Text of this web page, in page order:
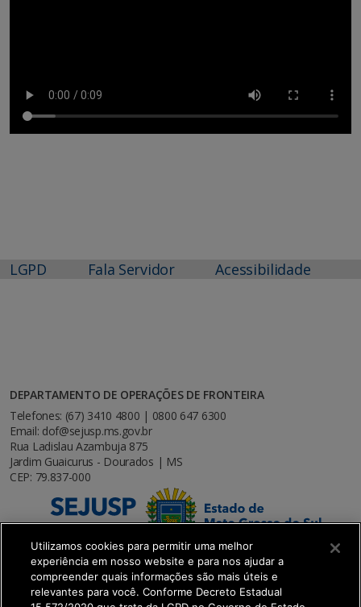
LGPD Fala Servidor Acessibilidade
DEPARTAMENTO DE OPERAÇÕES DE FRONTEIRA
Telefones: (67) 3410 4800 | 0800 647 6300
Email: dof@sejusp.ms.gov.br
Rua Ladislau Azambuja 875
Jardim Guaicurus - Dourados | MS
CEP: 79.837-000
Utilizamos cookies para permitir uma melhor
experiência em nosso website e para nos ajudar a
compreender quais informações são mais úteis e
relevantes para você. Conforme Decreto Estadual